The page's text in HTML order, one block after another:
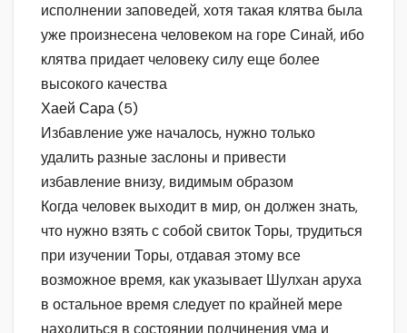
исполнении заповедей, хотя такая клятва была
уже произнесена человеком на горе Синай, ибо
клятва придает человеку силу еще более
высокого качества
Хаей Сара (5)
Избавление уже началось, нужно только
удалить разные заслоны и привести
избавление внизу, видимым образом
Когда человек выходит в мир, он должен знать,
что нужно взять с собой свиток Торы, трудиться
при изучении Торы, отдавая этому все
возможное время, как указывает Шулхан аруха
в остальное время следует по крайней мере
находиться в состоянии подчинения ума и